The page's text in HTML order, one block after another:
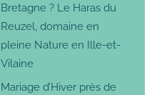
Bretagne ? Le Haras du
Reuzel, domaine en
pleine Nature en Ille-et-
Vilaine
Mariage d’Hiver près de